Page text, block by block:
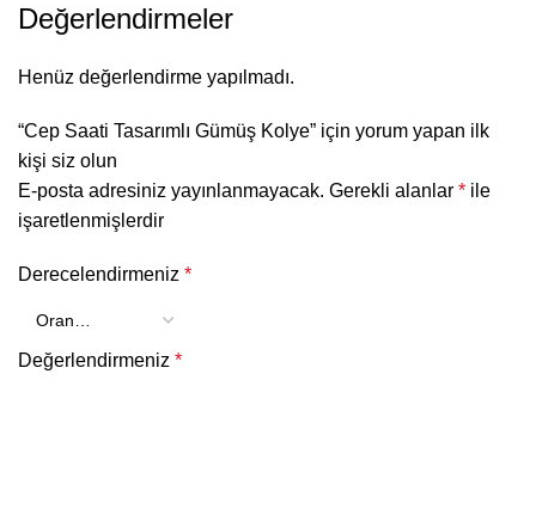
Değerlendirmeler
Henüz değerlendirme yapılmadı.
“Cep Saati Tasarımlı Gümüş Kolye” için yorum yapan ilk
kişi siz olun
E-posta adresiniz yayınlanmayacak. Gerekli alanlar * ile
işaretlenmişlerdir
Derecelendirmeniz *
Değerlendirmeniz *